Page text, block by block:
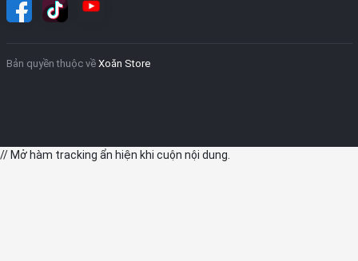
Bản quyền thuộc về Xoăn Store
// Mở hàm tracking ẩn hiện khi cuộn nội dung.